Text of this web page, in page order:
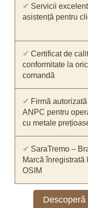
✔ Servicii
asistență pentru
✔ Certificat de
conformitate la
comandă
✔ Firmă
ANPC pentru
cu metale
✔ SaraTremo –
Marcă înregistrată
OSIM